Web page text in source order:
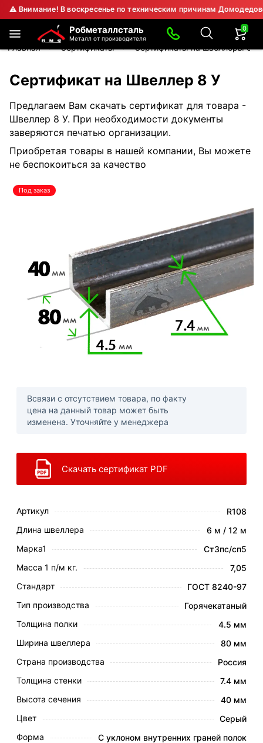
В воскресенье по техническим причинам Домодедовский
Робметаллсталь
Металл от производителя
0
Главная Сертификаты Сертификаты на швеллеры
Сертификат на Швеллер 8 У
Предлагаем Вам скачать сертификат для товара -
Швеллер 8 У. При необходимости документы
заверяются печатью организации.
Приобретая товары в нашей компании, Вы можете
не беспокоиться за качество
Под заказ
Всвязи с отсутствием товара, по факту
цена на данный товар может быть
изменена. Уточняйте у менеджера
Скачать сертификат PDF
Артикул
R108
Длина швеллера
6 м / 12 м
Марка1
Ст3пс/сп5
Масса 1 п/м кг.
7,05
Стандарт
ГОСТ 8240-97
Тип производства
Горячекатаный
Толщина полки
4.5 мм
Ширина швеллера
80 мм
Страна производства
Россия
Толщина стенки
7.4 мм
Высота сечения
40 мм
Цвет
Серый
Форма
С уклоном внутренних граней полок